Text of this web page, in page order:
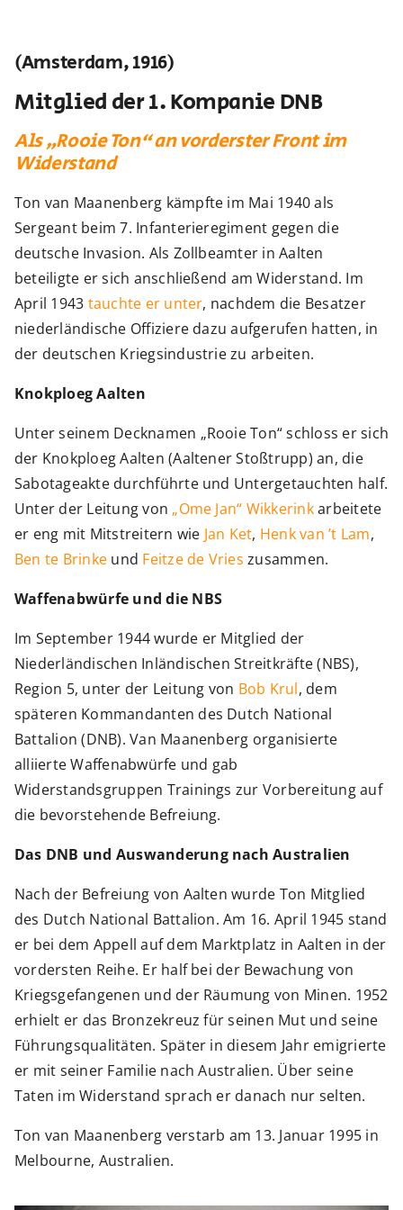
(Amsterdam, 1916)
Mitglied der 1. Kompanie DNB
Als „Rooie Ton“ an vorderster Front im
Widerstand
Ton van Maanenberg kämpfte im Mai 1940 als
Sergeant beim 7. Infanterieregiment gegen die
deutsche Invasion. Als Zollbeamter in Aalten
beteiligte er sich anschließend am Widerstand. Im
April 1943 tauchte er unter, nachdem die Besatzer
niederländische Offiziere dazu aufgerufen hatten, in
der deutschen Kriegsindustrie zu arbeiten.
Knokploeg Aalten
Unter seinem Decknamen „Rooie Ton“ schloss er sich
der Knokploeg Aalten (Aaltener Stoßtrupp) an, die
Sabotageakte durchführte und Untergetauchten half.
Unter der Leitung von „Ome Jan“ Wikkerinkarbeitete
er eng mit Mitstreitern wie Jan Ket, Henk van ’t Lam,
Ben te Brinke und Feitze de Vries zusammen.
Waffenabwürfe und die NBS
Im September 1944 wurde er Mitglied der
Niederländischen Inländischen Streitkräfte (NBS),
Region 5, unter der Leitung von Bob Krul, dem
späteren Kommandanten des Dutch National
Battalion (DNB). Van Maanenberg organisierte
alliierte Waffenabwürfe und gab
Widerstandsgruppen Trainings zur Vorbereitung auf
die bevorstehende Befreiung.
Das DNB und Auswanderung nach Australien
Nach der Befreiung von Aalten wurde Ton Mitglied
des Dutch National Battalion. Am 16. April 1945 stand
er bei dem Appell auf dem Marktplatz in Aalten in der
vordersten Reihe. Er half bei der Bewachung von
Kriegsgefangenen und der Räumung von Minen. 1952
erhielt er das Bronzekreuz für seinen Mut und seine
Führungsqualitäten. Später in diesem Jahr emigrierte
er mit seiner Familie nach Australien. Über seine
Taten im Widerstand sprach er danach nur selten.
Ton van Maanenberg verstarb am 13. Januar 1995 in
Melbourne, Australien.